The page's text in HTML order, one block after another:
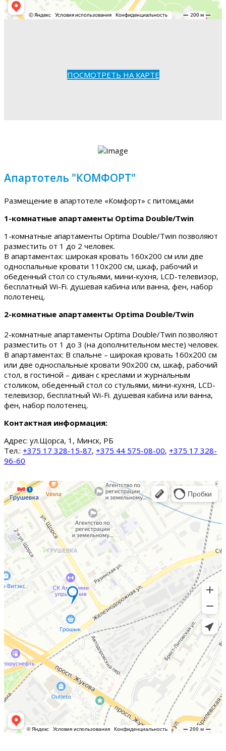
ПОСМОТРЕТЬ НА КАРТЕ
Апартотель "КОМФОРТ"
Размещение в апартотеле «Комфорт» с питомцами
1-комнатные апартаменты Optima Double/Twin
1-комнатные апартаменты Optima Double/Twin позволяют
разместить от 1 до 2 человек.
В апартаментах: широкая кровать 160х200 см или две
односпальные кровати 110х200 см, шкаф, рабочий и
обеденный стол со стульями, мини-кухня, LCD-телевизор,
бесплатный Wi-Fi. душевая кабина или ванна, фен, набор
полотенец.
2-комнатные апартаменты Optima Double/Twin
2-комнатные апартаменты Optima Double/Twin позволяют
разместить от 1 до 3 (на дополнительном месте) человек.
В апартаментах: В спальне – широкая кровать 160х200 см
или две односпальные кровати 90х200 см, шкаф, рабочий
стол, в гостиной – диван с креслами и журнальным
столиком, обеденный стол со стульями, мини-кухня, LCD-
телевизор, бесплатный Wi-Fi. душевая кабина или ванна,
фен, набор полотенец.
Контактная информация:
Адрес: ул.Щорса, 1, Минск, РБ
Тел.: +375 17 328-15-87, +375 44 575-08-00, +375 17 328-
96-60